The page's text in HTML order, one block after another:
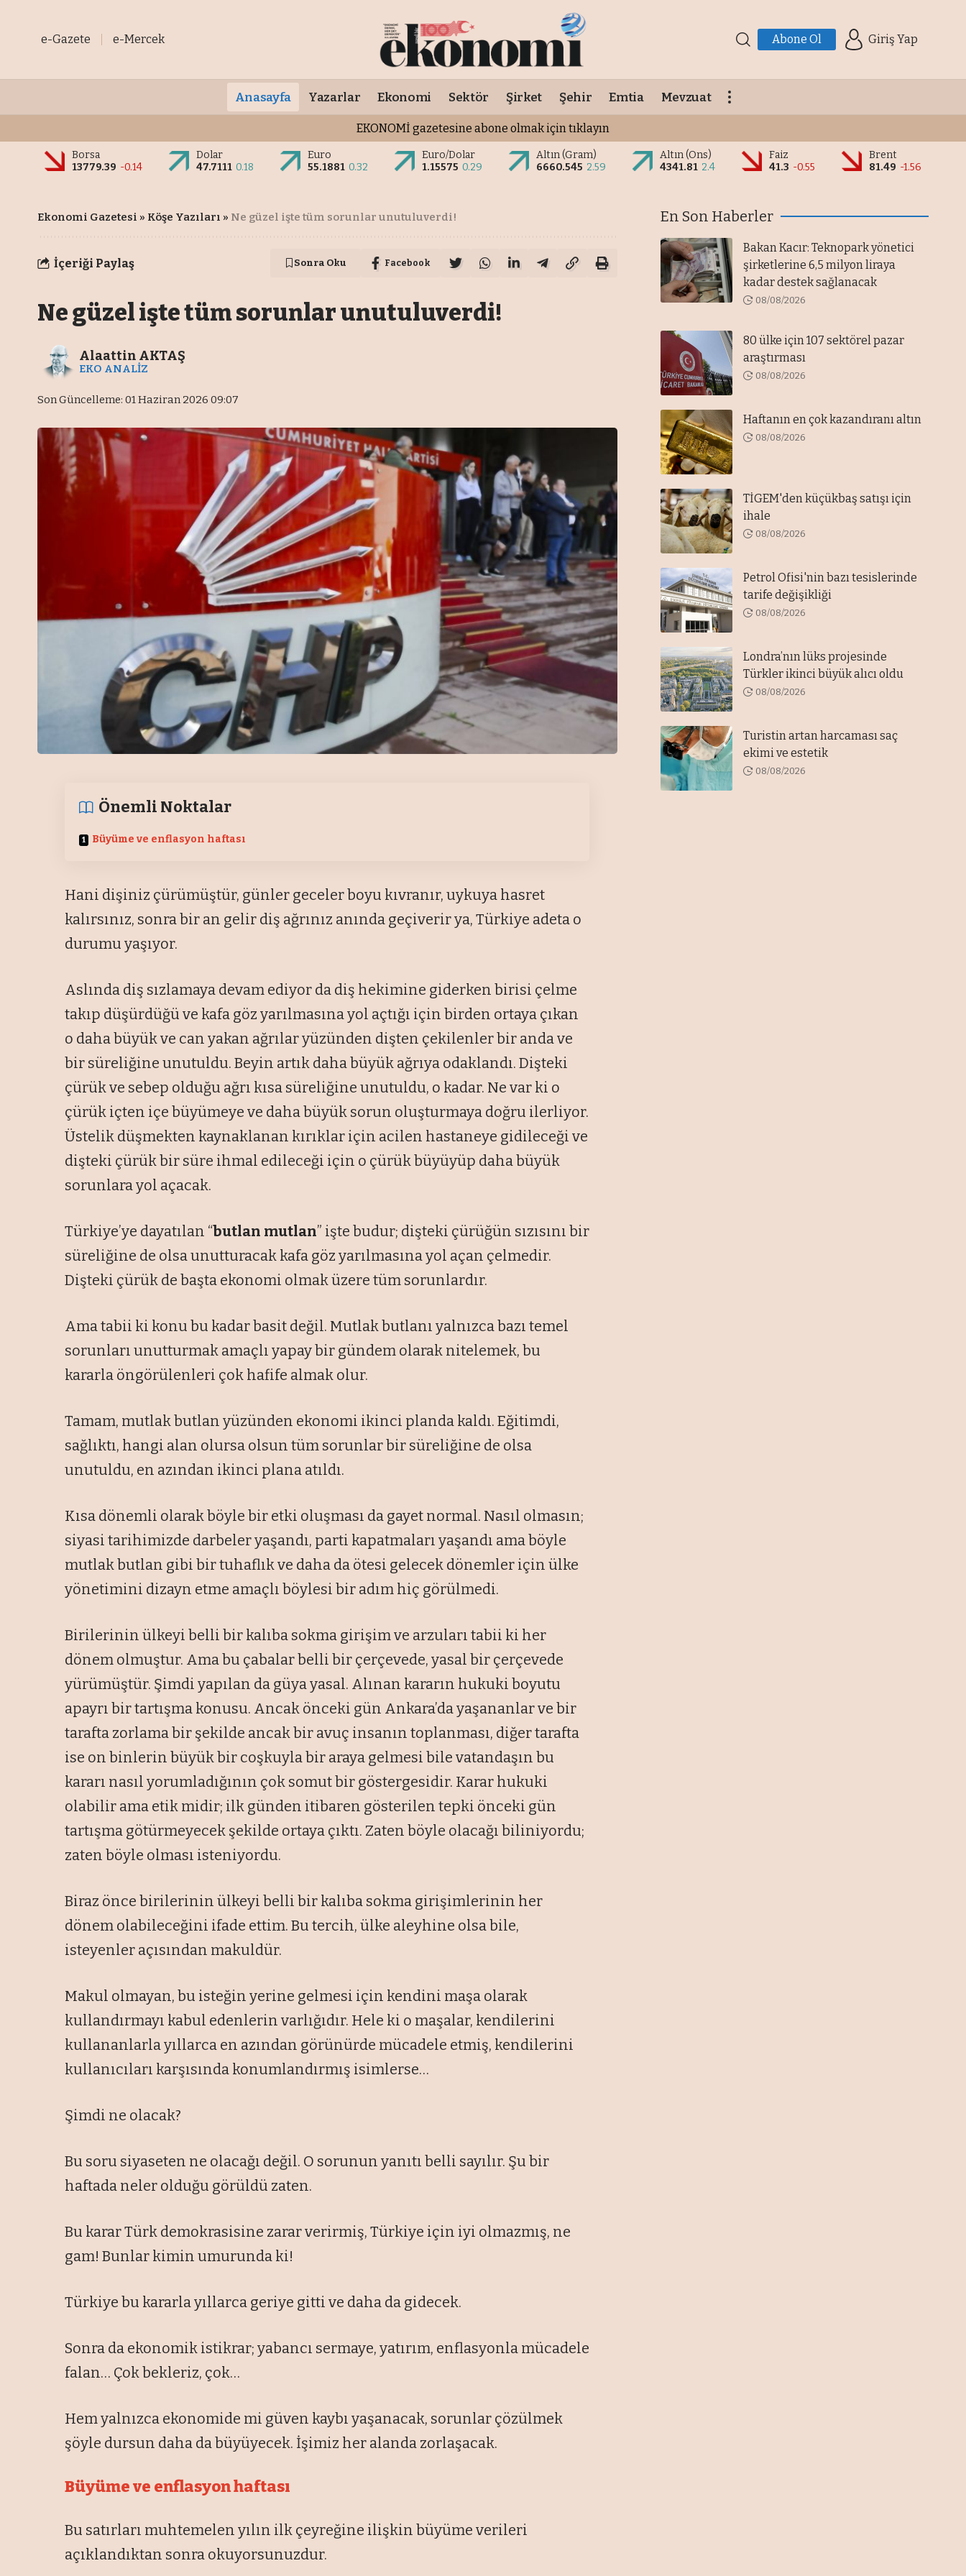
e-Gazete e-Mercek Abone Ol Giriş Yap
Anasayfa Yazarlar Ekonomi Sektör Şirket Şehir Emtia Mevzuat
EKONOMİ gazetesine abone olmak için tıklayın
Borsa
13779.39 -0.14
Dolar
47.7111 0.18
Euro
55.1881 0.32
Euro/Dolar
1.15575 0.29
Altın (Gram)
6660.545 2.59
Altın (Ons)
4341.81 2.4
Faiz
41.3 -0.55
Brent
81.49 -1.56
Ekonomi Gazetesi » Köşe Yazıları » Ne güzel işte tüm sorunlar unutuluverdi!
İçeriği Paylaş Sonra Oku Facebook
Ne güzel işte tüm sorunlar unutuluverdi!
Son Güncelleme: 01 Haziran 2026 09:07
Alaattin AKTAŞ
EKO ANALİZ
Önemli Noktalar
Büyüme ve enflasyon haftası
Hani dişiniz çürümüştür, günler geceler boyu kıvranır, uykuya hasret
kalırsınız, sonra bir an gelir diş ağrınız anında geçiverir ya, Türkiye adeta o
durumu yaşıyor.
Aslında diş sızlamaya devam ediyor da diş hekimine giderken birisi çelme
takıp düşürdüğü ve kafa göz yarılmasına yol açtığı için birden ortaya çıkan
o daha büyük ve can yakan ağrılar yüzünden dişten çekilenler bir anda ve
bir süreliğine unutuldu. Beyin artık daha büyük ağrıya odaklandı. Dişteki
çürük ve sebep olduğu ağrı kısa süreliğine unutuldu, o kadar. Ne var ki o
çürük içten içe büyümeye ve daha büyük sorun oluşturmaya doğru ilerliyor.
Üstelik düşmekten kaynaklanan kırıklar için acilen hastaneye gidileceği ve
dişteki çürük bir süre ihmal edileceği için o çürük büyüyüp daha büyük
sorunlara yol açacak.
Türkiye’ye dayatılan “butlan mutlan” işte budur; dişteki çürüğün sızısını bir
süreliğine de olsa unutturacak kafa göz yarılmasına yol açan çelmedir.
Dişteki çürük de başta ekonomi olmak üzere tüm sorunlardır.
Ama tabii ki konu bu kadar basit değil. Mutlak butlanı yalnızca bazı temel
sorunları unutturmak amaçlı yapay bir gündem olarak nitelemek, bu
kararla öngörülenleri çok hafife almak olur.
Tamam, mutlak butlan yüzünden ekonomi ikinci planda kaldı. Eğitimdi,
sağlıktı, hangi alan olursa olsun tüm sorunlar bir süreliğine de olsa
unutuldu, en azından ikinci plana atıldı.
Kısa dönemli olarak böyle bir etki oluşması da gayet normal. Nasıl olmasın;
siyasi tarihimizde darbeler yaşandı, parti kapatmaları yaşandı ama böyle
mutlak butlan gibi bir tuhaflık ve daha da ötesi gelecek dönemler için ülke
yönetimini dizayn etme amaçlı böylesi bir adım hiç görülmedi.
Birilerinin ülkeyi belli bir kalıba sokma girişim ve arzuları tabii ki her
dönem olmuştur. Ama bu çabalar belli bir çerçevede, yasal bir çerçevede
yürümüştür. Şimdi yapılan da güya yasal. Alınan kararın hukuki boyutu
apayrı bir tartışma konusu. Ancak önceki gün Ankara’da yaşananlar ve bir
tarafta zorlama bir şekilde ancak bir avuç insanın toplanması, diğer tarafta
ise on binlerin büyük bir coşkuyla bir araya gelmesi bile vatandaşın bu
kararı nasıl yorumladığının çok somut bir göstergesidir. Karar hukuki
olabilir ama etik midir; ilk günden itibaren gösterilen tepki önceki gün
tartışma götürmeyecek şekilde ortaya çıktı. Zaten böyle olacağı biliniyordu;
zaten böyle olması isteniyordu.
Biraz önce birilerinin ülkeyi belli bir kalıba sokma girişimlerinin her
dönem olabileceğini ifade ettim. Bu tercih, ülke aleyhine olsa bile,
isteyenler açısından makuldür.
Makul olmayan, bu isteğin yerine gelmesi için kendini maşa olarak
kullandırmayı kabul edenlerin varlığıdır. Hele ki o maşalar, kendilerini
kullananlarla yıllarca en azından görünürde mücadele etmiş, kendilerini
kullanıcıları karşısında konumlandırmış isimlerse…
Şimdi ne olacak?
Bu soru siyaseten ne olacağı değil. O sorunun yanıtı belli sayılır. Şu bir
haftada neler olduğu görüldü zaten.
Bu karar Türk demokrasisine zarar verirmiş, Türkiye için iyi olmazmış, ne
gam! Bunlar kimin umurunda ki!
Türkiye bu kararla yıllarca geriye gitti ve daha da gidecek.
Sonra da ekonomik istikrar; yabancı sermaye, yatırım, enflasyonla mücadele
falan… Çok bekleriz, çok…
Hem yalnızca ekonomide mi güven kaybı yaşanacak, sorunlar çözülmek
şöyle dursun daha da büyüyecek. İşimiz her alanda zorlaşacak.
Büyüme ve enflasyon haftası
Bu satırları muhtemelen yılın ilk çeyreğine ilişkin büyüme verileri
açıklandıktan sonra okuyorsunuzdur.
En Son Haberler
Bakan Kacır: Teknopark yönetici
şirketlerine 6,5 milyon liraya
kadar destek sağlanacak
08/08/2026
80 ülke için 107 sektörel pazar
araştırması
08/08/2026
Haftanın en çok kazandıranı altın
08/08/2026
TİGEM'den küçükbaş satışı için
ihale
08/08/2026
Petrol Ofisi'nin bazı tesislerinde
tarife değişikliği
08/08/2026
Londra’nın lüks projesinde
Türkler ikinci büyük alıcı oldu
08/08/2026
Turistin artan harcaması saç
ekimi ve estetik
08/08/2026